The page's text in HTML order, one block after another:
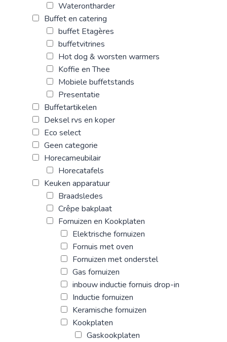
Waterontharder
Buffet en catering
buffet Etagères
buffetvitrines
Hot dog & worsten warmers
Koffie en Thee
Mobiele buffetstands
Presentatie
Buffetartikelen
Deksel rvs en koper
Eco select
Geen categorie
Horecameubilair
Horecatafels
Keuken apparatuur
Braadsledes
Crêpe bakplaat
Fornuizen en Kookplaten
Elektrische fornuizen
Fornuis met oven
Fornuizen met onderstel
Gas fornuizen
inbouw inductie fornuis drop-in
Inductie fornuizen
Keramische fornuizen
Kookplaten
Gaskookplaten